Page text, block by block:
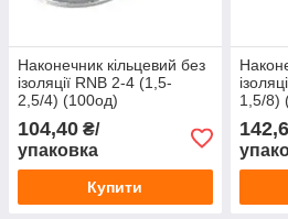
Наконечник кільцевий без
ізоляції RNB 2-4 (1,5-
2,5/4) (100од)
104,40 ₴/
упаковка
Купити
1,5/8)